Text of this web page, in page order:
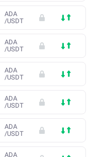
ADA
/USDT
ADA
/USDT
ADA
/USDT
ADA
/USDT
ADA
/USDT
ADA